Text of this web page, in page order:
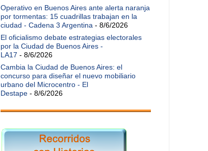
Operativo en Buenos Aires ante alerta naranja
por tormentas: 15 cuadrillas trabajan en la
ciudad - Cadena 3 Argentina - 8/6/2026
El oficialismo debate estrategias electorales
por la Ciudad de Buenos Aires -
LA17 - 8/6/2026
Cambia la Ciudad de Buenos Aires: el
concurso para diseñar el nuevo mobiliario
urbano del Microcentro - El
Destape - 8/6/2026